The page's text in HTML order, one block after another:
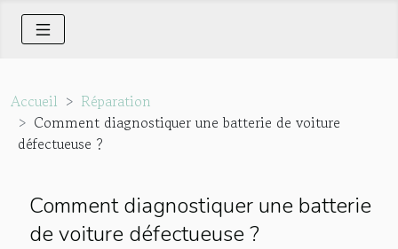
Accueil
Réparation
Comment diagnostiquer une batterie de voiture
défectueuse ?
Comment diagnostiquer une batterie
de voiture défectueuse ?